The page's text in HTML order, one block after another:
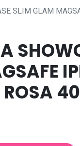
SLIM GLAM
ROSA